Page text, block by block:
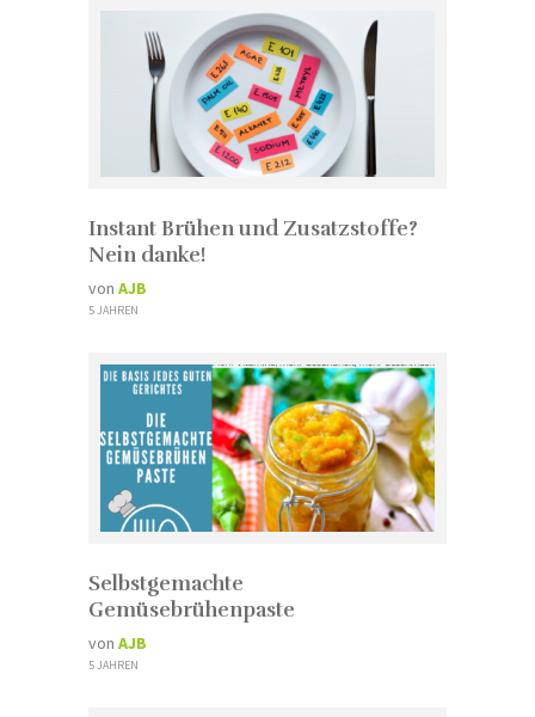
Instant Brühen und Zusatzstoffe?
Nein danke!
von AJB
5 JAHREN
Selbstgemachte
Gemüsebrühenpaste
von AJB
5 JAHREN